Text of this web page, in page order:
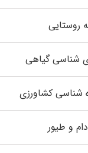
روستایی
شناسی گیاهی
شناسی کشاورزی
و طیور